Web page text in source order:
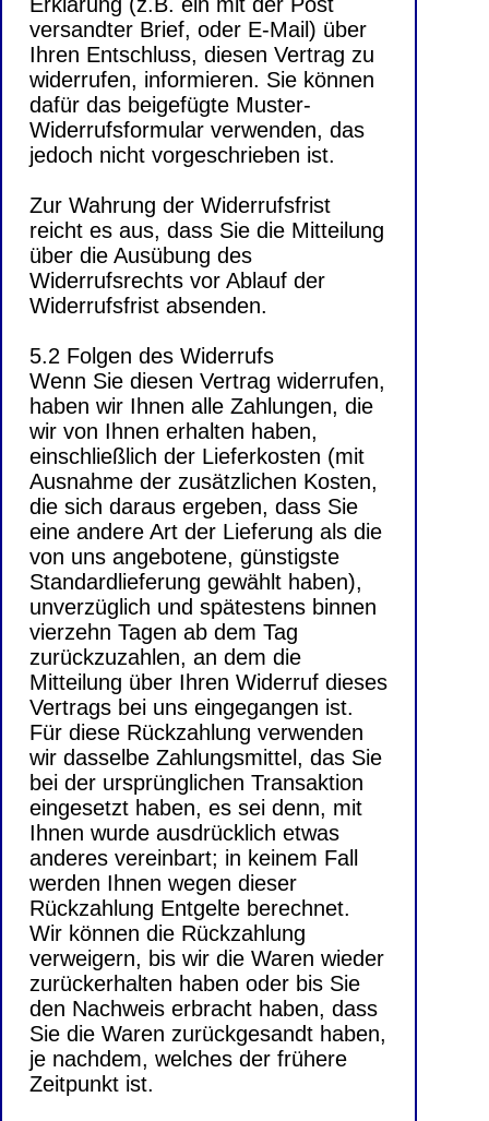
versandter Brief, oder E-Mail) über
Ihren Entschluss, diesen Vertrag zu
widerrufen, informieren. Sie können
dafür das beigefügte Muster-
Widerrufsformular verwenden, das
jedoch nicht vorgeschrieben ist.
Zur Wahrung der Widerrufsfrist
reicht es aus, dass Sie die Mitteilung
über die Ausübung des
Widerrufsrechts vor Ablauf der
Widerrufsfrist absenden.
5.2 Folgen des Widerrufs
Wenn Sie diesen Vertrag widerrufen,
haben wir Ihnen alle Zahlungen, die
wir von Ihnen erhalten haben,
einschließlich der Lieferkosten (mit
Ausnahme der zusätzlichen Kosten,
die sich daraus ergeben, dass Sie
eine andere Art der Lieferung als die
von uns angebotene, günstigste
Standardlieferung gewählt haben),
unverzüglich und spätestens binnen
vierzehn Tagen ab dem Tag
zurückzuzahlen, an dem die
Mitteilung über Ihren Widerruf dieses
Vertrags bei uns eingegangen ist.
Für diese Rückzahlung verwenden
wir dasselbe Zahlungsmittel, das Sie
bei der ursprünglichen Transaktion
eingesetzt haben, es sei denn, mit
Ihnen wurde ausdrücklich etwas
anderes vereinbart; in keinem Fall
werden Ihnen wegen dieser
Rückzahlung Entgelte berechnet.
Wir können die Rückzahlung
verweigern, bis wir die Waren wieder
zurückerhalten haben oder bis Sie
den Nachweis erbracht haben, dass
Sie die Waren zurückgesandt haben,
je nachdem, welches der frühere
Zeitpunkt ist.